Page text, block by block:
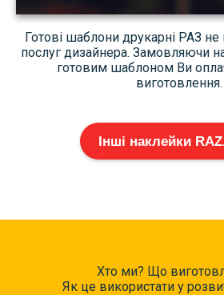
Готові шаблони друкарні РАЗ
послуг дизайнера. Замовляючи
готовим шаблоном Ви
виготовлення.
Інші наклейки
Хто ми? Що
Як це використати у